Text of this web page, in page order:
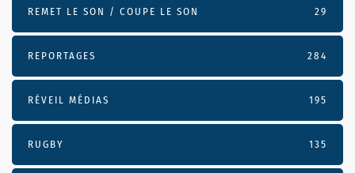
REMET LE SON / COUPE LE SON 29
REPORTAGES 284
RÉVEIL MÉDIAS 195
RUGBY 135